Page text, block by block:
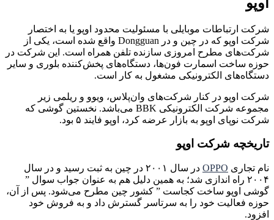
شرکت ارتباطات موبایلی با مسئولیت محدود اوپو یا به اختصار
شرکت اوپو که در چین و در Dongguan واقع شده است، یکی از
شرکت‌های مطرح امروزی سازنده تلفن همراه است. این شرکت در
حوزه ساخت اسمارت فون‌ها، دستگاه‌های پخش‌کننده بلوری و سایر
دستگاه‌های الکترونیکی مشغول به کار است.
شرکت اوپو در کنار شرکت‌های وان‌پلاس، ویوو و ریلمی زیر
مجموعه شرکت الکترونیکی BBK می‌باشد. نخستین گوشی که
شرکت نوپای اوپو به بازار عرضه کرد، اوپو فایند ۵ بود.
تاریخچه شرکت اوپو
نام تجاری OPPO
در سال ۲۰۰۱ در چین به ثبت رسید و در سال
۲۰۰۴ راه اندازی شد؛ به همین دلیل هم به عنوان جواب سوال ”
گوشی اوپو ساخت کجاست ” کشور چین مطرح می‌شود. پس از آن،
حوزه فعالیت خود را به سرتاسر گسترش داد و به فروش خود
افزود.